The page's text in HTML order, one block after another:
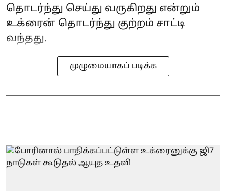
தொடர்ந்து செய்து வருகிறது என்றும்
உக்ரைன் தொடர்ந்து குற்றம் சாட்டி
வந்தது.
முழுமையாகப் படிக்க